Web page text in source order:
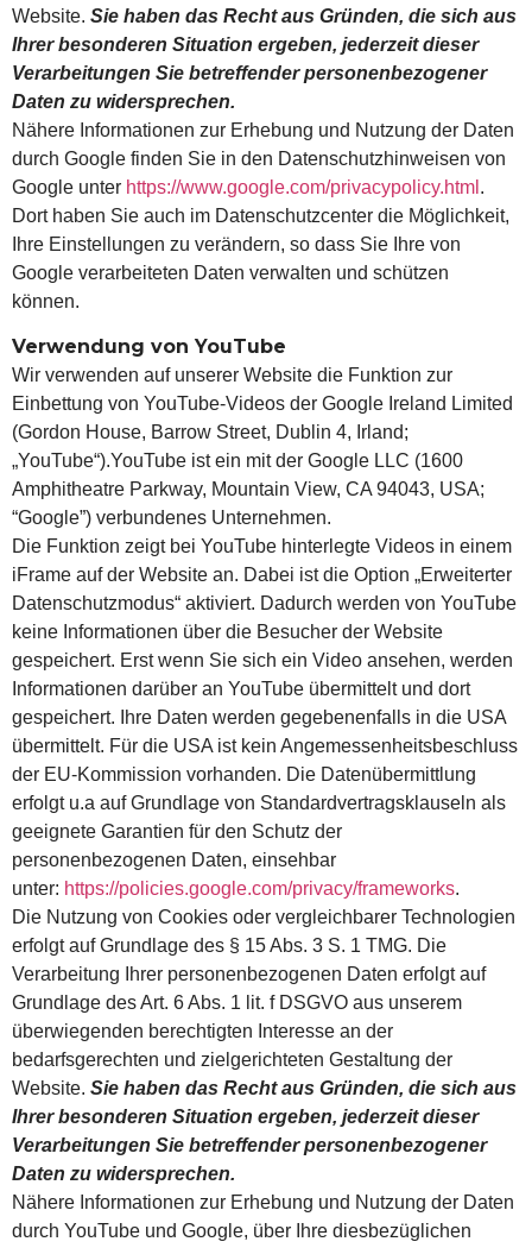
Website. Sie haben das Recht aus Gründen, die sich aus
Ihrer besonderen Situation ergeben, jederzeit dieser
Verarbeitungen Sie betreffender personenbezogener
Daten zu widersprechen.
Nähere Informationen zur Erhebung und Nutzung der Daten
durch Google finden Sie in den Datenschutzhinweisen von
Google unter https://www.google.com/privacypolicy.html .
Dort haben Sie auch im Datenschutzcenter die Möglichkeit,
Ihre Einstellungen zu verändern, so dass Sie Ihre von
Google verarbeiteten Daten verwalten und schützen
können.
Verwendung von YouTube
Wir verwenden auf unserer Website die Funktion zur
Einbettung von YouTube-Videos der Google Ireland Limited
(Gordon House, Barrow Street, Dublin 4, Irland;
„YouTube“).YouTube ist ein mit der Google LLC (1600
Amphitheatre Parkway, Mountain View, CA 94043, USA;
“Google”) verbundenes Unternehmen.
Die Funktion zeigt bei YouTube hinterlegte Videos in einem
iFrame auf der Website an. Dabei ist die Option „Erweiterter
Datenschutzmodus“ aktiviert. Dadurch werden von YouTube
keine Informationen über die Besucher der Website
gespeichert. Erst wenn Sie sich ein Video ansehen, werden
Informationen darüber an YouTube übermittelt und dort
gespeichert. Ihre Daten werden gegebenenfalls in die USA
übermittelt. Für die USA ist kein Angemessenheitsbeschluss
der EU-Kommission vorhanden. Die Datenübermittlung
erfolgt u.a auf Grundlage von Standardvertragsklauseln als
geeignete Garantien für den Schutz der
personenbezogenen Daten, einsehbar
unter: https://policies.google.com/privacy/frameworks.
Die Nutzung von Cookies oder vergleichbarer Technologien
erfolgt auf Grundlage des § 15 Abs. 3 S. 1 TMG. Die
Verarbeitung Ihrer personenbezogenen Daten erfolgt auf
Grundlage des Art. 6 Abs. 1 lit. f DSGVO aus unserem
überwiegenden berechtigten Interesse an der
bedarfsgerechten und zielgerichteten Gestaltung der
Website. Sie haben das Recht aus Gründen, die sich aus
Ihrer besonderen Situation ergeben, jederzeit dieser
Verarbeitungen Sie betreffender personenbezogener
Daten zu widersprechen.
Nähere Informationen zur Erhebung und Nutzung der Daten
durch YouTube und Google, über Ihre diesbezüglichen